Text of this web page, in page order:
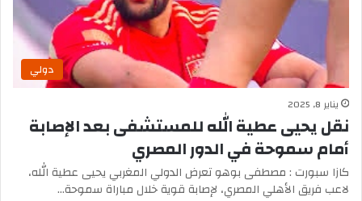
دولي
يناير 8, 2025
نقل يحيى عطية الله للمستشفى بعد الإصابة
أمام سموحة في الدور المصري
كازا سبورت : مصطفى بوهو تعرض الدولي المغربي يحيى عطية الله،
لاعب فريق الأهلي المصري، لإصابة قوية خلال مباراة سموحة…